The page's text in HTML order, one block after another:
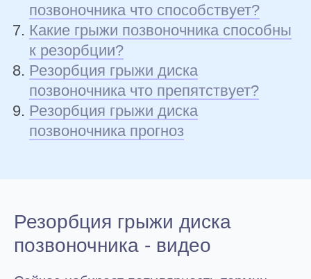
позвоночника что способствует?
Какие грыжи позвоночника способны
к резорбции?
Резорбция грыжи диска
позвоночника что препятствует?
Резорбция грыжи диска
позвоночника прогноз
Резорбция грыжи диска
позвоночника - видео